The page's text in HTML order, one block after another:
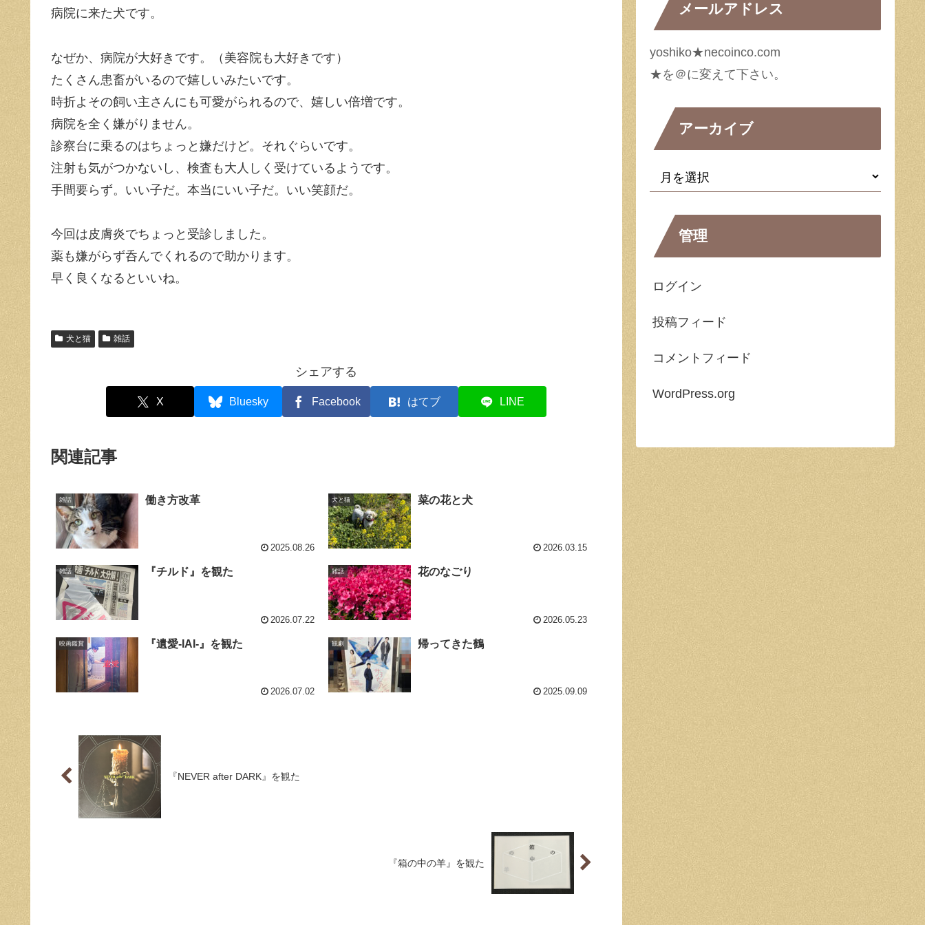
病院に来た犬です。
なぜか、病院が大好きです。（美容院も大好きです）
たくさん患畜がいるので嬉しいみたいです。
時折よその飼い主さんにも可愛がられるので、嬉しい倍増です。
病院を全く嫌がりません。
診察台に乗るのはちょっと嫌だけど。それぐらいです。
注射も気がつかないし、検査も大人しく受けているようです。
手間要らず。いい子だ。本当にいい子だ。いい笑顔だ。
今回は皮膚炎でちょっと受診しました。
薬も嫌がらず呑んでくれるので助かります。
早く良くなるといいね。
犬と猫 雑話
シェアする
X Bluesky Facebook はてブ LINE
関連記事
雑話 働き方改革
2025.08.26
犬と猫 菜の花と犬
2026.03.15
雑話 『チルド』を観た
2026.07.22
雑話 花のなごり
2026.05.23
映画鑑賞 『遺愛-IAI-』を観た
2026.07.02
観劇 帰ってきた鶴
2025.09.09
『NEVER after DARK』を観た
『箱の中の羊』を観た
メールアドレス
yoshiko★necoinco.com
★を＠に変えて下さい。
アーカイブ
管理
ログイン
投稿フィード
コメントフィード
WordPress.org